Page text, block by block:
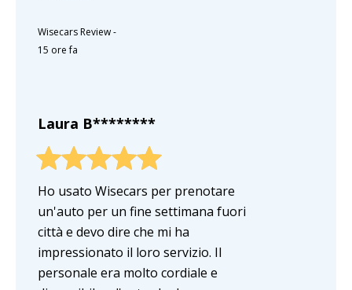
Wisecars Review-
15 ore fa
Laura B********
Ho usato Wisecars per prenotare
un'auto per un fine settimana fuori
città e devo dire che mi ha
impressionato il loro servizio. Il
personale era molto cordiale e